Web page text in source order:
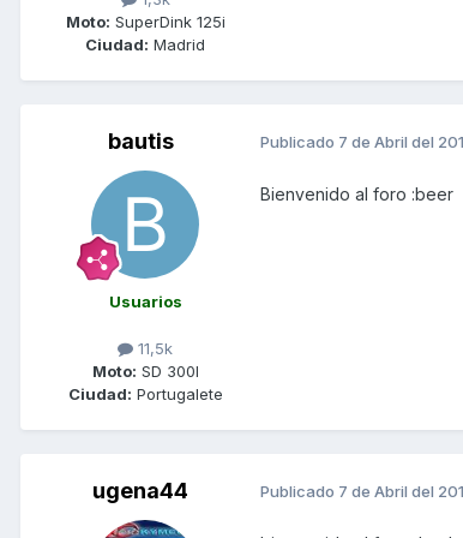
Moto: SuperDink 125i
Ciudad: Madrid
bautis
Usuarios
11,5k
Moto: SD 300I
Ciudad: Portugalete
Publicado 7 de Abril del
Bienvenido al foro :beer
ugena44 Publicado 7 de Abril del